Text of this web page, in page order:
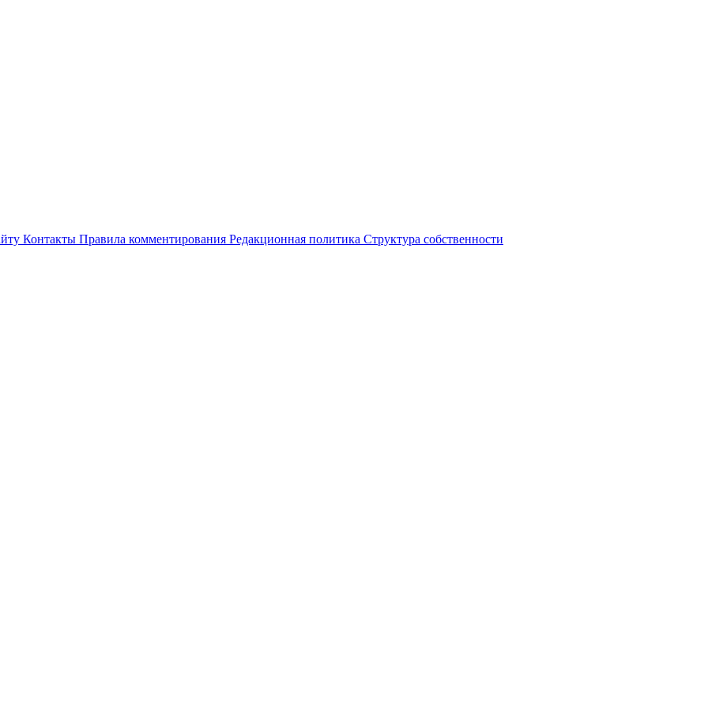
Контакты Правила комментирования Редакционная политика Структура собственности